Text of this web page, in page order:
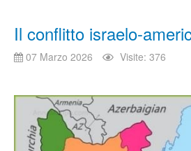
Il conflitto israelo-
07 Marzo 2026 Visite: 376